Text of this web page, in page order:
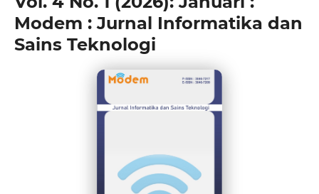
Modem : Jurnal Informatika dan
Sains Teknologi